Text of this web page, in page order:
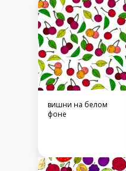
вишни на белом
фоне